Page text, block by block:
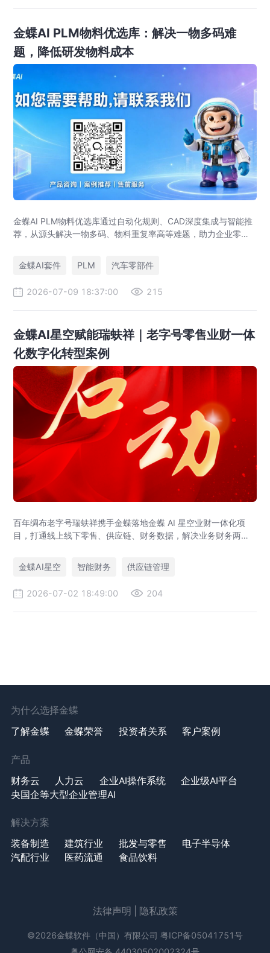
金蝶AI PLM物料优选库：解决一物多码难
题，降低研发物料成本
金蝶AI PLM物料优选库通过自动化规则、CAD深度集成与智能推
荐，从源头解决一物多码、物料重复率高等难题，助力企业零部
金蝶AI套件
PLM 汽车零部件
2026-07-09 18:37:00 215
金蝶AI星空赋能瑞蚨祥｜老字号零售业财一体
化数字化转型案例
百年绸布老字号瑞蚨祥携手金蝶落地金蝶 AI 星空业财一体化项
目，打通线上线下零售、供应链、财务数据，解决业务财务两张
金蝶AI星空
智能财务 供应链管理
2026-07-02 18:49:00 204
为什么选择金蝶
了解金蝶
金蝶荣誉 投资者关系 客户案例
产品
财务云
人力云 企业AI操作系统
企业级AI平台
央国企等大型企业管理AI
解决方案
装备制造
建筑行业 批发与零售
电子半导体
汽配行业
医药流通 食品饮料
法律声明 隐私政策
©2026金蝶软件（中国）有限公司 粤ICP备05041751号